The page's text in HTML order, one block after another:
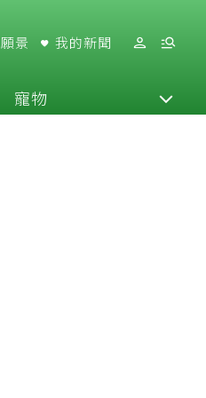
願景 我的新聞
寵物